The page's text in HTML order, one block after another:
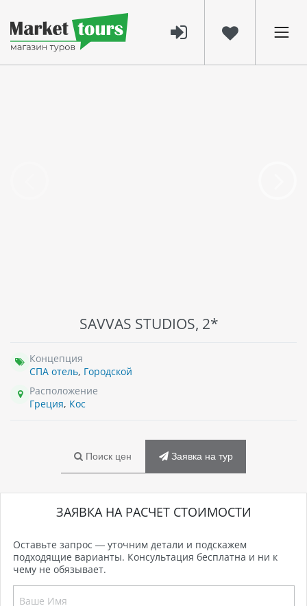
SAVVAS STUDIOS, 2*
Концепция
СПА отель, Городской
Расположение
Греция, Кос
Поиск цен Заявка на тур
ЗАЯВКА НА РАСЧЕТ СТОИМОСТИ
Оставьте запрос — уточним детали и подскажем
подходящие варианты. Консультация бесплатна и ни к
чему не обязывает.